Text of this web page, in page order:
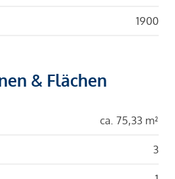
1900
& Flächen
ca. 75,33 m²
3